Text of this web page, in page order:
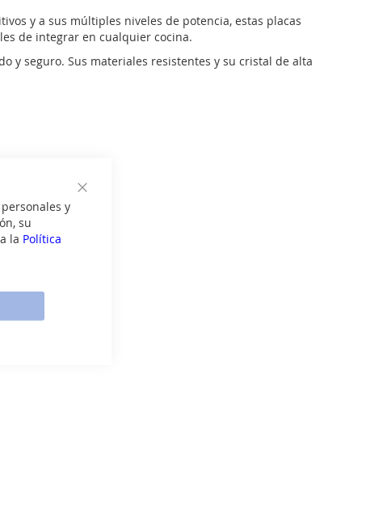
y
su
la Política
y a sus múltiples niveles de potencia, estas placas
de integrar en cualquier cocina.
y seguro. Sus materiales resistentes y su cristal de alta